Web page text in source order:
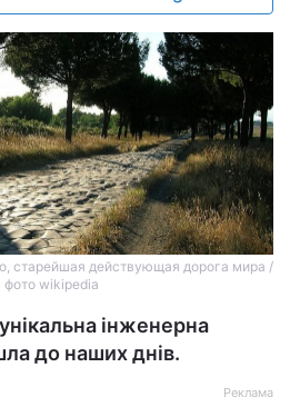
старейшая действующая дорога мира /
фото wikipedia
інженерна
до наших днів.
Реклама